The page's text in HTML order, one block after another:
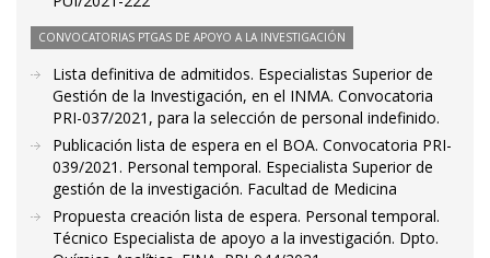
CONVOCATORIAS PTGAS DE APOYO A LA INVESTIGACIÓN
Lista definitiva de admitidos. Especialistas Superior de
Gestión de la Investigación, en el INMA. Convocatoria
PRI-037/2021, para la selección de personal indefinido.
Publicación lista de espera en el BOA. Convocatoria PRI-
039/2021. Personal temporal. Especialista Superior de
gestión de la investigación. Facultad de Medicina
Propuesta creación lista de espera. Personal temporal.
Técnico Especialista de apoyo a la investigación. Dpto.